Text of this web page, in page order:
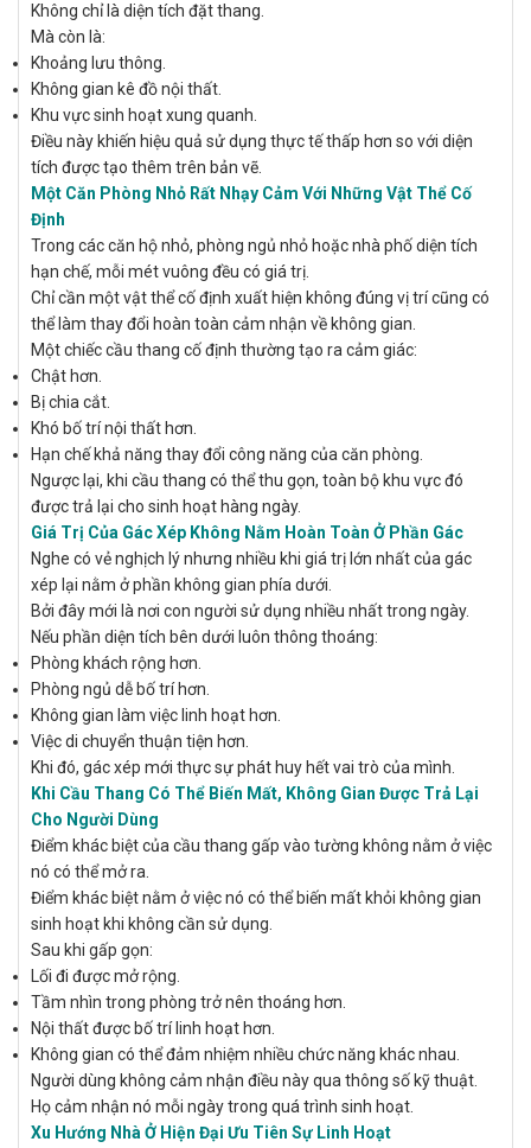
Không chỉ là diện tích đặt thang.
Mà còn là:
Khoảng lưu thông.
Không gian kê đồ nội thất.
Khu vực sinh hoạt xung quanh.
Điều này khiến hiệu quả sử dụng thực tế thấp hơn so với diện
tích được tạo thêm trên bản vẽ.
Một Căn Phòng Nhỏ Rất Nhạy Cảm Với Những Vật Thể Cố
Định
Trong các căn hộ nhỏ, phòng ngủ nhỏ hoặc nhà phố diện tích
hạn chế, mỗi mét vuông đều có giá trị.
Chỉ cần một vật thể cố định xuất hiện không đúng vị trí cũng có
thể làm thay đổi hoàn toàn cảm nhận về không gian.
Một chiếc cầu thang cố định thường tạo ra cảm giác:
Chật hơn.
Bị chia cắt.
Khó bố trí nội thất hơn.
Hạn chế khả năng thay đổi công năng của căn phòng.
Ngược lại, khi cầu thang có thể thu gọn, toàn bộ khu vực đó
được trả lại cho sinh hoạt hàng ngày.
Giá Trị Của Gác Xép Không Nằm Hoàn Toàn Ở Phần Gác
Nghe có vẻ nghịch lý nhưng nhiều khi giá trị lớn nhất của gác
xép lại nằm ở phần không gian phía dưới.
Bởi đây mới là nơi con người sử dụng nhiều nhất trong ngày.
Nếu phần diện tích bên dưới luôn thông thoáng:
Phòng khách rộng hơn.
Phòng ngủ dễ bố trí hơn.
Không gian làm việc linh hoạt hơn.
Việc di chuyển thuận tiện hơn.
Khi đó, gác xép mới thực sự phát huy hết vai trò của mình.
Khi Cầu Thang Có Thể Biến Mất, Không Gian Được Trả Lại
Cho Người Dùng
Điểm khác biệt của cầu thang gấp vào tường không nằm ở việc
nó có thể mở ra.
Điểm khác biệt nằm ở việc nó có thể biến mất khỏi không gian
sinh hoạt khi không cần sử dụng.
Sau khi gấp gọn:
Lối đi được mở rộng.
Tầm nhìn trong phòng trở nên thoáng hơn.
Nội thất được bố trí linh hoạt hơn.
Không gian có thể đảm nhiệm nhiều chức năng khác nhau.
Người dùng không cảm nhận điều này qua thông số kỹ thuật.
Họ cảm nhận nó mỗi ngày trong quá trình sinh hoạt.
Xu Hướng Nhà Ở Hiện Đại Ưu Tiên Sự Linh Hoạt